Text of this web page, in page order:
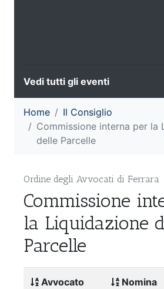
Vedi tutti gli eventi
Home
Il Consiglio
Commissione interna per la
delle Parcelle
Ordine degli Avvocati di Ferrara
Commissione
la Liquidazione
Parcelle
Avvocato Nomina